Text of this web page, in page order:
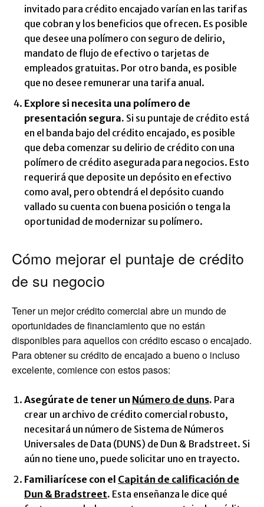
invitado para crédito encajado varían en las tarifas
que cobran y los beneficios que ofrecen. Es posible
que desee una polímero con seguro de delirio,
mandato de flujo de efectivo o tarjetas de
empleados gratuitas. Por otro banda, es posible
que no desee remunerar una tarifa anual.
Explore si necesita una polímero de
presentación segura. Si su puntaje de crédito está
en el banda bajo del crédito encajado, es posible
que deba comenzar su delirio de crédito con una
polímero de crédito asegurada para negocios. Esto
requerirá que deposite un depósito en efectivo
como aval, pero obtendrá el depósito cuando
vallado su cuenta con buena posición o tenga la
oportunidad de modernizar su polímero.
Cómo mejorar el puntaje de crédito
de su negocio
Tener un mejor crédito comercial abre un mundo de
oportunidades de financiamiento que no están
disponibles para aquellos con crédito escaso o encajado.
Para obtener su crédito de encajado a bueno o incluso
excelente, comience con estos pasos:
Asegúrate de tener un Número de duns. Para
crear un archivo de crédito comercial robusto,
necesitará un número de Sistema de Números
Universales de Data (DUNS) de Dun & Bradstreet. Si
aún no tiene uno, puede solicitar uno en trayecto.
Familiarícese con el Capitán de calificación de
Dun & Bradstreet. Esta enseñanza le dice qué